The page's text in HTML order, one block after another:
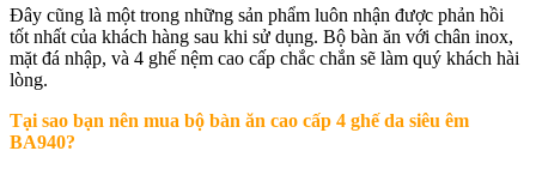
Đây cũng là một trong những sản phẩm luôn nhận được phản hồi
tốt nhất của khách hàng sau khi sử dụng. Bộ bàn ăn với chân inox,
mặt đá nhập, và 4 ghế nệm cao cấp chắc chắn sẽ làm quý khách hài
lòng.
Tại sao bạn nên mua bộ bàn ăn cao cấp 4 ghế da siêu êm
BA940?